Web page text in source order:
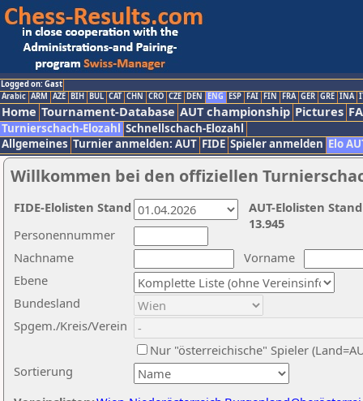
Logged on: Gast
Arabic ARM AZE BIH BUL CAT CHN CRO CZE DEN ENG ESP FAI FIN FRA GER GRE INA
Home Tournament-Database AUT championship Pictures
Turnierschach-Elozahl Schnellschach-Elozahl
Allgemeines Turnier anmelden: AUT FIDE Spieler anmelden Elo
Willkommen bei den offiziellen
Nachname
Vorname
Ebene
Sortierung
Personennummer
Bundesland
Spgem./Kreis/Verein
Nur "österreichische" Spieler
AUT-Elolisten
13.945
FIDE-Elolisten Stand